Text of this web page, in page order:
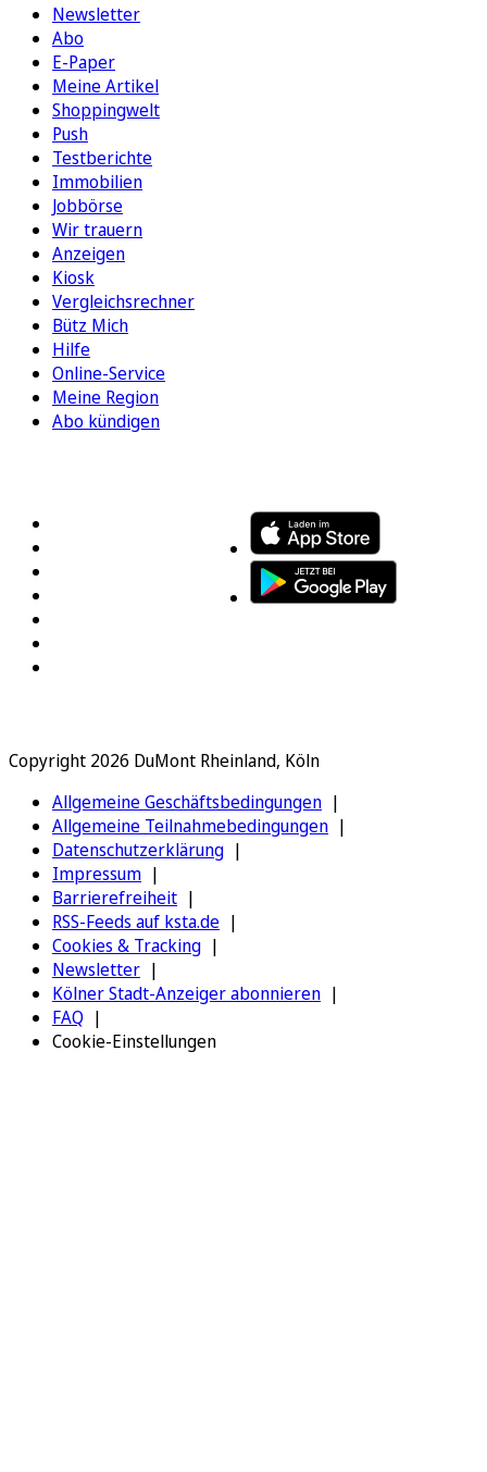
Newsletter
Abo
E-Paper
Meine Artikel
Shoppingwelt
Push
Testberichte
Immobilien
Jobbörse
Wir trauern
Anzeigen
Kiosk
Vergleichsrechner
Bütz Mich
Hilfe
Online-Service
Meine Region
Abo kündigen
Copyright 2026 DuMont Rheinland, Köln
Allgemeine Geschäftsbedingungen
Allgemeine Teilnahmebedingungen
Datenschutzerklärung
Impressum
Barrierefreiheit
RSS-Feeds auf ksta.de
Cookies & Tracking
Newsletter
Kölner Stadt-Anzeiger abonnieren
FAQ
Cookie-Einstellungen